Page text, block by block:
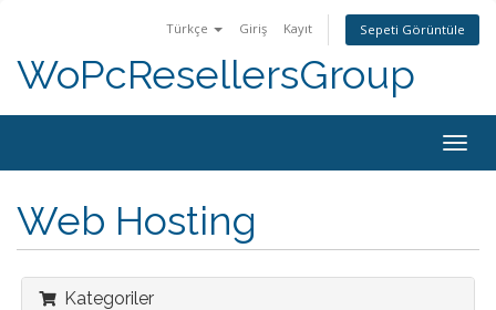
Türkçe Giriş Kayıt Sepeti Görüntüle
WoPcResellersGroup
Web Hosting
Kategoriler